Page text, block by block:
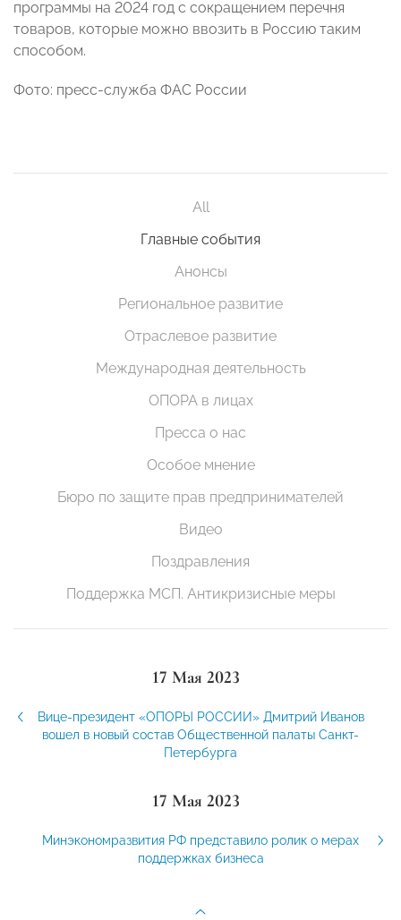
программы на 2024 год с сокращением перечня
товаров, которые можно ввозить в Россию таким
способом.
Фото: пресс-служба ФАС России
All
Главные события
Анонсы
Региональное развитие
Отраслевое развитие
Международная деятельность
ОПОРА в лицах
Пресса о нас
Особое мнение
Бюро по защите прав предпринимателей
Видео
Поздравления
Поддержка МСП. Антикризисные меры
17 Мая 2023
Вице-президент «ОПОРЫ РОССИИ» Дмитрий Иванов
вошел в новый состав Общественной палаты Санкт-
Петербурга
17 Мая 2023
Минэкономразвития РФ представило ролик о мерах
поддержках бизнеса